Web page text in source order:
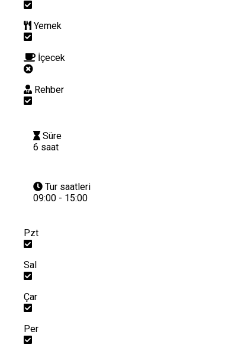
Yemek
İçecek
Rehber
Süre
6 saat
Tur saatleri
09:00 - 15:00
Pzt
Sal
Çar
Per